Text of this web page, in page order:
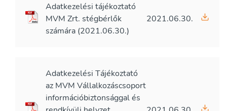
Adatkezelési tájékoztató
MVM Zrt. stégbérlők
számára (2021.06.30.)
2021.06.30.
Adatkezelési Tájékoztató
az MVM Vállalkozáscsoport
információbiztonsággal és